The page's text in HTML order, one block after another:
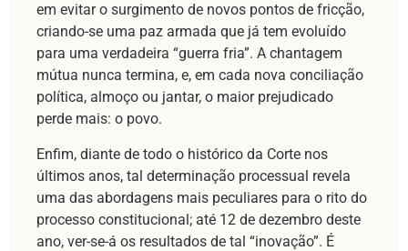
em evitar o surgimento de novos pontos de fricção,
criando-se uma paz armada que já tem evoluído
para uma verdadeira “guerra fria”. A chantagem
mútua nunca termina, e, em cada nova conciliação
política, almoço ou jantar, o maior prejudicado
perde mais: o povo.
Enfim, diante de todo o histórico da Corte nos
últimos anos, tal determinação processual revela
uma das abordagens mais peculiares para o rito do
processo constitucional; até 12 de dezembro deste
ano, ver-se-á os resultados de tal “inovação”. É